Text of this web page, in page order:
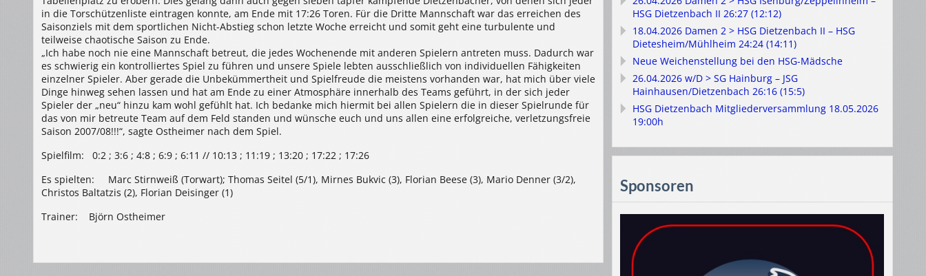
in die Torschützenliste eintragen konnte, am Ende mit 17:26 Toren. Für die Dritte Mannschaft war das erreichen des
Saisonziels mit dem sportlichen Nicht-Abstieg schon letzte Woche erreicht und somit geht eine turbulente und
teilweise chaotische Saison zu Ende.
„Ich habe noch nie eine Mannschaft betreut, die jedes Wochenende mit anderen Spielern antreten muss. Dadurch war
es schwierig ein kontrolliertes Spiel zu führen und unsere Spiele lebten ausschließlich von individuellen Fähigkeiten
einzelner Spieler. Aber gerade die Unbekümmertheit und Spielfreude die meistens vorhanden war, hat mich über viele
Dinge hinweg sehen lassen und hat am Ende zu einer Atmosphäre innerhalb des Teams geführt, in der sich jeder
Spieler der „neu“ hinzu kam wohl gefühlt hat. Ich bedanke mich hiermit bei allen Spielern die in dieser Spielrunde für
das von mir betreute Team auf dem Feld standen und wünsche euch und uns allen eine erfolgreiche, verletzungsfreie
Saison 2007/08!!!“, sagte Ostheimer nach dem Spiel.
Spielfilm: 0:2 ; 3:6 ; 4:8 ; 6:9 ; 6:11 // 10:13 ; 11:19 ; 13:20 ; 17:22 ; 17:26
Es spielten: Marc Stirnweiß (Torwart); Thomas Seitel (5/1), Mirnes Bukvic (3), Florian Beese (3), Mario Denner (3/2),
Christos Baltatzis (2), Florian Deisinger (1)
Trainer: Björn Ostheimer
HSG Dietzenbach II 26:27 (12:12)
18.04.2026 Damen 2 > HSG Dietzenbach II – HSG
Dietesheim/Mühlheim 24:24 (14:11)
Neue Weichenstellung bei den HSG-Mädsche
26.04.2026 w/D > SG Hainburg – JSG
Hainhausen/Dietzenbach 26:16 (15:5)
HSG Dietzenbach Mitgliederversammlung 18.05.2026
19:00h
Sponsoren